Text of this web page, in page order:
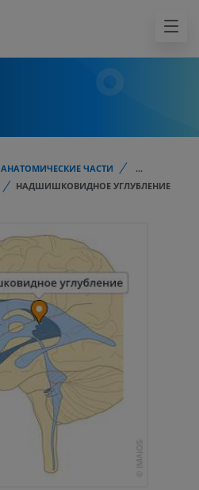
АНАТОМИЧЕСКИЕ ЧАСТИ
...
НАДШИШКОВИДНОЕ УГЛУБЛЕНИЕ